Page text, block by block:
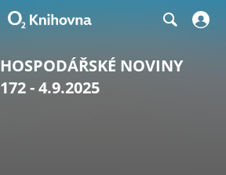
HOSPODÁŘSKÉ NOVINY
172 - 4.9.2025